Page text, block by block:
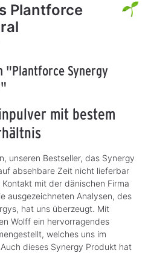
Plantforce
"Plantforce Synergy
mit bestem
unseren Bestseller, das Synergy
absehbare Zeit nicht lieferbar
mit der dänischen Firma
ausgezeichneten Analysen, des
hat uns überzeugt. Mit
Wolff ein hervorragendes
welches uns im
dieses Synergy Produkt hat